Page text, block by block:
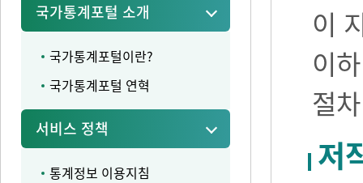
국가통계포털 소개
국가통계포털이란?
국가통계포털 연혁
서비스 정책
통계정보 이용지침
이
이
절
저